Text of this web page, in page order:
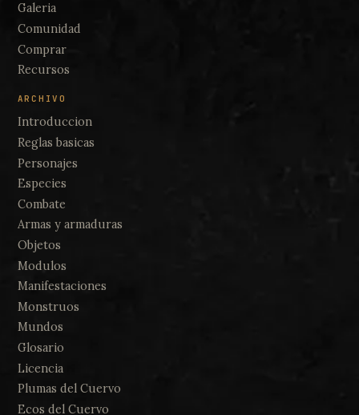
Galeria
Comunidad
Comprar
Recursos
ARCHIVO
Introduccion
Reglas basicas
Personajes
Especies
Combate
Armas y armaduras
Objetos
Modulos
Manifestaciones
Monstruos
Mundos
Glosario
Licencia
Plumas del Cuervo
Ecos del Cuervo